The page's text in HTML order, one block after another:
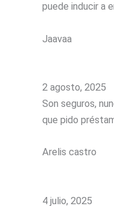
puede inducir a
Jaavaa
2 agosto, 2025
Son seguros,
que pido
Arelis castro
4 julio, 2025